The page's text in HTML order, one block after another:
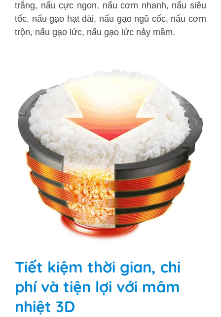
trắng, nấu cực ngon, nấu cơm nhanh, nấu siêu
tốc, nấu gạo hạt dài, nấu gạo ngũ cốc, nấu cơm
trộn, nấu gạo lức, nấu gạo lức nảy mầm.
Tiết kiệm thời gian, chi
phí và tiện lợi với mâm
nhiệt 3D